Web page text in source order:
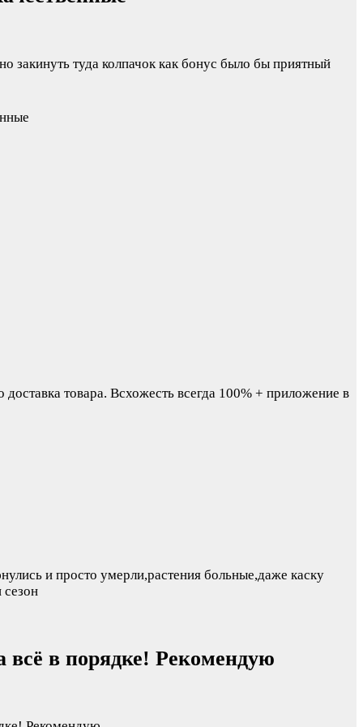
закинуть туда колпачок как бонус было бы приятный
товара. Всхожесть всегда 100% + приложение в
и просто умерли,растения больные,даже каску
сезон
всё в порядке! Рекомендую